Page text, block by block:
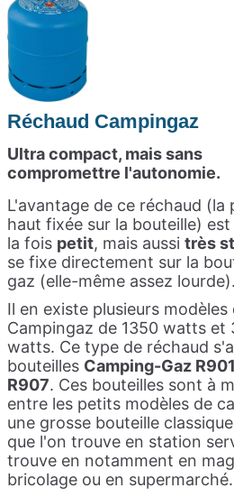
Réchaud Campingaz
Ultra compact, mais sans
compromettre l'autonomie.
L'avantage de ce réchaud (la
haut fixée sur la bouteille) est
la fois petit, mais aussi très
se fixe directement sur la
gaz (elle-même assez lourde).
Il en existe plusieurs
Campingaz de 1350 watts et
watts. Ce type de réchaud
bouteilles Camping-Gaz
R907. Ces bouteilles sont à
entre les petits modèles de
une grosse bouteille
que l'on trouve en station
trouve en notamment en
bricolage ou en supermarché.